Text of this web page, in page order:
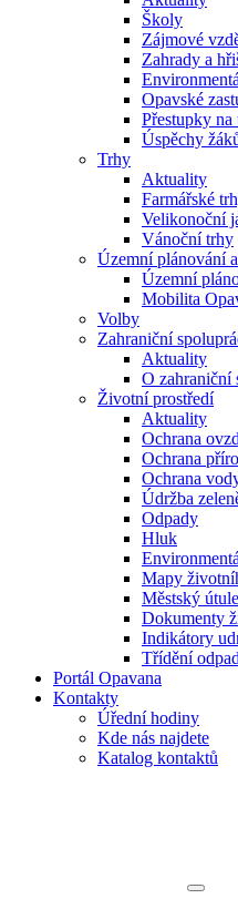
Školy
Zájmové
Zahrady a
Opavské
Přestupky
Úspěchy
Trhy
Aktuality
Farmářské
Velikonoční
Vánoční trhy
Územní plánování
Územní
Mobilita
Volby
Zahraniční
Aktuality
O zahraniční
Životní prostředí
Aktuality
Ochrana
Ochrana
Ochrana
Údržba
Odpady
Hluk
Mapy
Městský
Dokumenty
Indikátory
Třídění
Portál Opavana
Kontakty
Úřední hodiny
Kde nás najdete
Katalog kontaktů